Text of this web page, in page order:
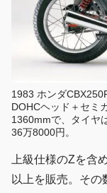
1983 ホンダ
DOHCヘッド＋セミ
1360mmで、タイヤ
36万8000円。
上級仕様のZを含
以上を販売。そ